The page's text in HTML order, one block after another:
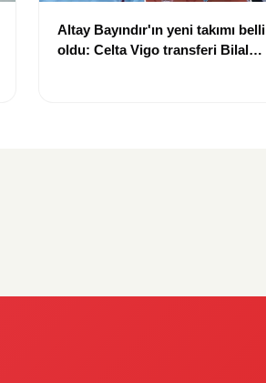
Altay Bayındır'ın yeni takımı belli
oldu: Celta Vigo transferi Bilal